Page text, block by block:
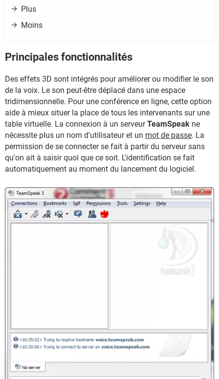
Plus
Moins
Principales fonctionnalités
Des effets 3D sont intégrés pour améliorer ou modifier le son
de la voix. Le son peut-être déplacé dans une espace
tridimensionnelle. Pour une conférence en ligne, cette option
aide à mieux situer la place de tous les intervenants sur une
table virtuelle. La connexion à un serveurTeamSpeak ne
nécessite plus un nom d'utilisateur et un mot de passe. La
permission de se connecter se fait à partir du serveur sans
qu'on ait à saisir quoi que ce soit. L'identification se fait
automatiquement au moment du lancement du logiciel.